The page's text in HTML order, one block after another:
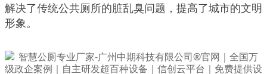
解决了传统公共厕所的脏乱臭问题，提高了城市的文明
形象。